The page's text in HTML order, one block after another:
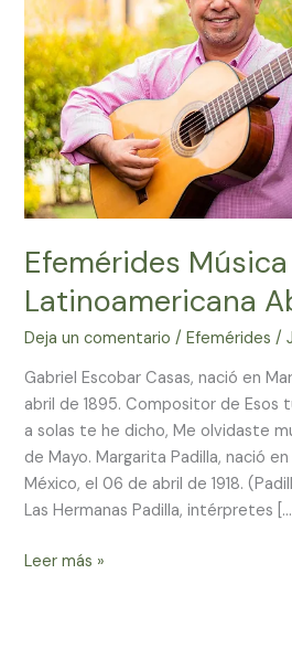
Efemérides Música
Latinoamericana
Deja un comentario /Efemérides /
Gabriel Escobar Casas, nació en
abril de 1895. Compositor de Esos
a solas te he dicho, Me olvidaste
de Mayo. Margarita Padilla, nació
México, el 06 de abril de 1918.
Las Hermanas Padilla, intérpretes […]
Abril
06
2024
Leer más »